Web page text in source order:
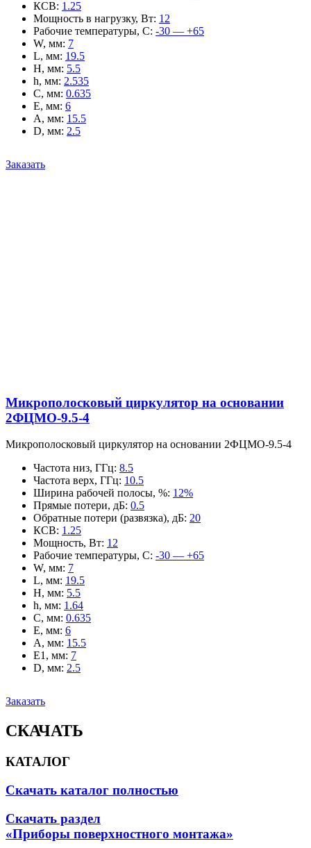
КСВ: 1.25
Мощность в нагрузку, Вт: 12
Рабочие температуры, С: -30 — +65
W, мм: 7
L, мм: 19.5
H, мм: 5.5
h, мм: 2.535
C, мм: 0.635
E, мм: 6
A, мм: 15.5
D, мм: 2.5
Заказать
Микрополосковый циркулятор на основании
2ФЦМО-9.5-4
Микрополосковый циркулятор на основании 2ФЦМО-9.5-4
Частота низ, ГГц: 8.5
Частота верх, ГГц: 10.5
Ширина рабочей полосы, %: 12%
Прямые потери, дБ: 0.5
Обратные потери (развязка), дБ: 20
КСВ: 1.25
Мощность, Вт: 12
Рабочие температуры, С: -30 — +65
W, мм: 7
L, мм: 19.5
H, мм: 5.5
h, мм: 1.64
C, мм: 0.635
E, мм: 6
A, мм: 15.5
E1, мм: 7
D, мм: 2.5
Заказать
СКАЧАТЬ
КАТАЛОГ
Скачать каталог полностью
Скачать раздел
«Приборы поверхностного монтажа»